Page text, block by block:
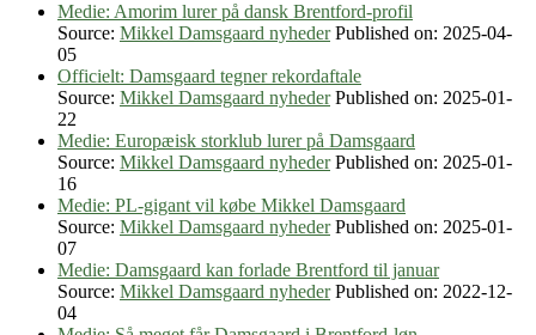
Medie: Amorim lurer på dansk Brentford-profil
Source: Mikkel Damsgaard nyheder Published on: 2025-04-
05
Officielt: Damsgaard tegner rekordaftale
Source: Mikkel Damsgaard nyheder Published on: 2025-01-
22
Medie: Europæisk storklub lurer på Damsgaard
Source: Mikkel Damsgaard nyheder Published on: 2025-01-
16
Medie: PL-gigant vil købe Mikkel Damsgaard
Source: Mikkel Damsgaard nyheder Published on: 2025-01-
07
Medie: Damsgaard kan forlade Brentford til januar
Source: Mikkel Damsgaard nyheder Published on: 2022-12-
04